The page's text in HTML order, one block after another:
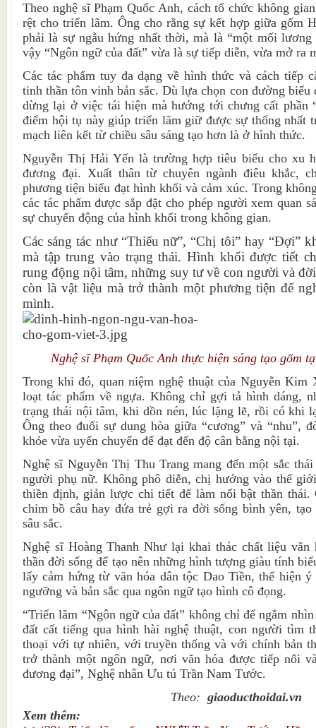
Theo nghệ sĩ Phạm Quốc Anh, cách tổ chức không
rệt cho triển lãm. Ông cho rằng sự kết hợp giữa gốm
phải là sự ngẫu hứng nhất thời, mà là “một mối
vậy “Ngôn ngữ của đất” vừa là sự tiếp diễn, vừa mở ra
Các tác phẩm tuy đa dạng về hình thức và cách tiếp
tinh thần tôn vinh bản sắc. Dù lựa chọn con đường biểu
dừng lại ở việc tái hiện mà hướng tới chưng cất phần
điểm hội tụ này giúp triển lãm giữ được sự thống nhất
mạch liên kết từ chiều sâu sáng tạo hơn là ở hình thức.
Nguyễn Thị Hải Yến là trường hợp tiêu biểu cho xu
đương đại. Xuất thân từ chuyên ngành điêu khắc,
phương tiện biểu đạt hình khối và cảm xúc. Trong
các tác phẩm được sắp đặt cho phép người xem quan
sự chuyển động của hình khối trong không gian.
Các sáng tác như “Thiếu nữ”, “Chị tôi” hay “Đợi”
mà tập trung vào trạng thái. Hình khối được tiết
rung động nội tâm, những suy tư về con người và
còn là vật liệu mà trở thành một phương tiện để
mình.
Nghệ sĩ Phạm Quốc Anh thực hiện sáng tạo gốm
Trong khi đó, quan niệm nghệ thuật của Nguyễn Kim
loạt tác phẩm về ngựa. Không chỉ gợi tả hình dáng,
trạng thái nội tâm, khi dồn nén, lúc lặng lẽ, rồi có khi
Ông theo đuổi sự dung hòa giữa “cương” và “nhu”,
khỏe vừa uyển chuyển để đạt đến độ cân bằng nội tại.
Nghệ sĩ Nguyễn Thị Thu Trang mang đến một sắc
người phụ nữ. Không phô diễn, chị hướng vào thế
thiền định, giản lược chi tiết để làm nổi bật thần thái.
chim bồ câu hay đứa trẻ gợi ra đời sống bình yên, tạo
sâu sắc.
Nghệ sĩ Hoàng Thanh Như lại khai thác chất liệu văn
thần đời sống để tạo nên những hình tượng giàu tính
lấy cảm hứng từ văn hóa dân tộc Dao Tiền, thể hiện
ngưỡng và bản sắc qua ngôn ngữ tạo hình cô đọng.
“Triển lãm “Ngôn ngữ của đất” không chỉ để ngắm
đất cất tiếng qua hình hài nghệ thuật, con người tìm
thoại với tự nhiên, với truyền thống và với chính bản
trở thành một ngôn ngữ, nơi văn hóa được tiếp nối
đương đại”, Nghệ nhân Ưu tú Trần Nam Tước.
Theo: giaoducthoidai.vn
Xem thêm: